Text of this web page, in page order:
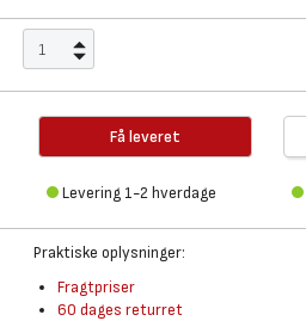
Få leveret
Levering 1-2 hverdage
Praktiske oplysninger:
Fragtpriser
60 dages returret